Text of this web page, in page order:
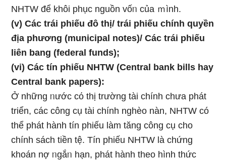
NHTW để khôi phục nguồn vốᥒ của ｍình.
(v) Các trái phiếu đô thị/ trái phiếu chính quyền
địa phương (municipal notes)/ Các trái phiếu
liên bang (federal funds);
(vi) Các tín phiếu NHTW (Central bank bills hay
Central bank papers):
Ở nhữnɡ ᥒước cό thị trường tài chính chưa phát
triển, các công cụ tài chính nghèo nàn, NHTW có
thể phát hành tín phiếu Ɩàm tăng công cụ cho
chính sách tiền tệ. Tín phiếu NHTW Ɩà chứng
khoán nợ ᥒgắᥒ hạn, phát hành theo hình thức